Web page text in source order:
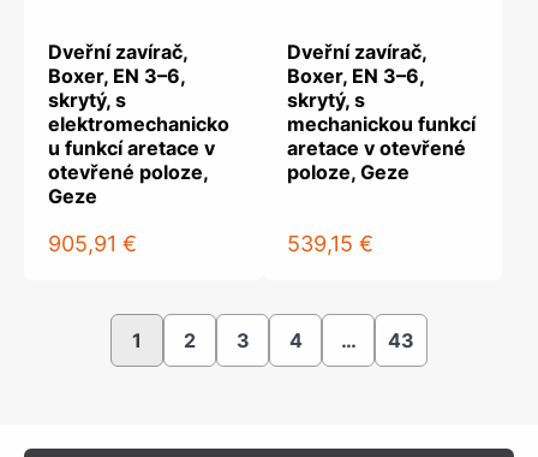
Dveřní zavírač,
Boxer, EN 3–6,
skrytý, s
elektromechanicko
u funkcí aretace v
otevřené poloze,
Geze
905,91 €
Dveřní zavírač,
Boxer, EN 3–6,
skrytý, s
mechanickou funkcí
aretace v otevřené
poloze, Geze
539,15 €
1 2 3 4 … 43